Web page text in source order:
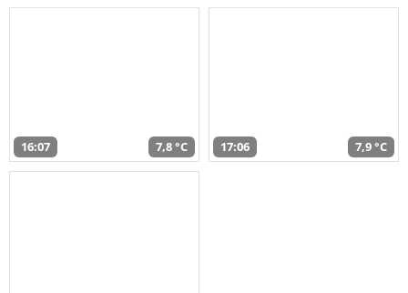
16:07 7,8 °C 17:06 7,9 °C